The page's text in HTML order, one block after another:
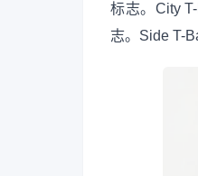
标志。City
志。Side T-